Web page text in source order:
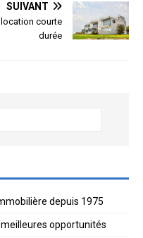
SUIVANT
courte
durée
depuis 1975
opportunités